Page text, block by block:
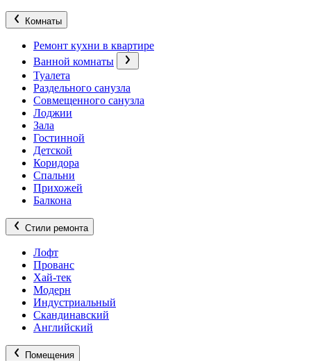
Комнаты
Ремонт кухни в квартире
Ванной комнаты
Туалета
Раздельного санузла
Совмещенного санузла
Лоджии
Зала
Гостинной
Детской
Коридора
Спальни
Прихожей
Балкона
Стили ремонта
Лофт
Прованс
Хай-тек
Модерн
Индустриальный
Скандинавский
Английский
Помещения